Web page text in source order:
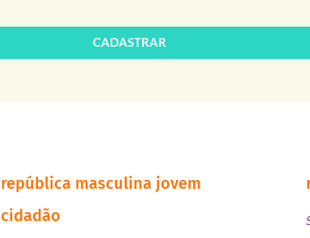
CADASTRAR
república masculina jovem
cidadão